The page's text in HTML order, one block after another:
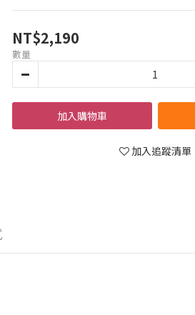
NT$2,190
數量
加入購物車
加入追蹤清單